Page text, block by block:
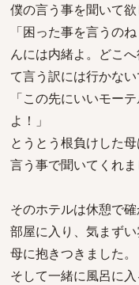
僕の言う事を聞いて欲
「困った事を言うの
んには内緒よ。どこ
て言う訳には行かない
「この先にいいモー
よ！」
とうとう根負けした
言う事で聞いてくれま
そのホテルは休憩で
部屋に入り、気まず
母に抱きつきました。
そして一緒に風呂に入